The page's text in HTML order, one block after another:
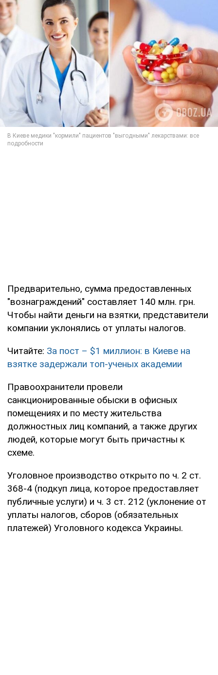
Предварительно, сумма предоставленных
"вознаграждений" составляет 140 млн. грн.
Чтобы найти деньги на взятки, представители
компании уклонялись от уплаты налогов.
Читайте: За пост – $1 миллион: в Киеве на
взятке задержали топ-ученых академии
Правоохранители провели
санкционированные обыски в офисных
помещениях и по месту жительства
должностных лиц компаний, а также других
людей, которые могут быть причастны к
схеме.
Уголовное производство открыто по ч. 2 ст.
368-4 (подкуп лица, которое предоставляет
публичные услуги) и ч. 3 ст. 212 (уклонение от
уплаты налогов, сборов (обязательных
платежей) Уголовного кодекса Украины.